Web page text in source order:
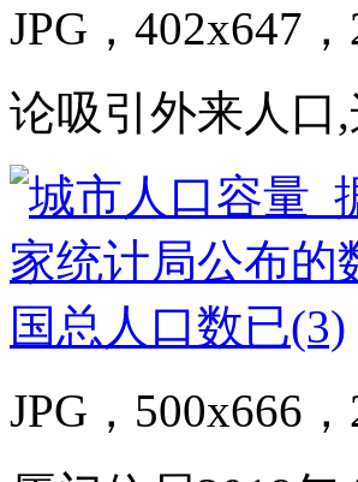
JPG，402x647
论吸引外来人口
JPG，500x666